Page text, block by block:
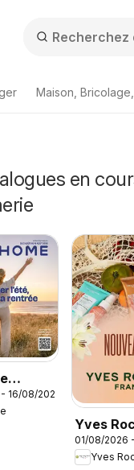
Maison,
en
16/08/2026
Yves
01/08/2026
Yves